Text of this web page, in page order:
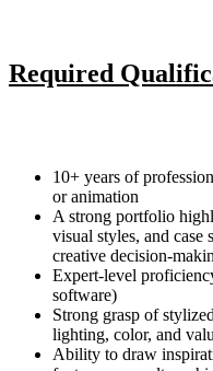
Required
10+ years of
or animation
A strong portfolio
visual styles, and case
creative decision-
Expert-level
software)
Strong grasp of
lighting, color, and
Ability to draw